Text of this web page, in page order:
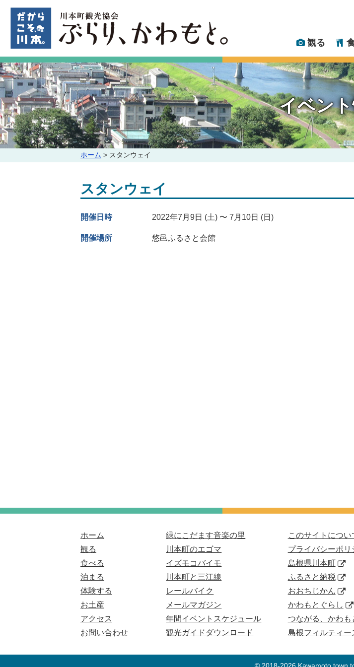
観る
イベン
こ
ー
ジ
位
ホーム > スタンウェイ
スタンウェイ
開催日時 2022年7月9日 (土) 〜 7月10日 (日)
開催場所 悠邑ふるさと会館
ホーム
観る
食べる
泊まる
体験する
お土産
アクセス
お問い合わせ
緑にこだます音楽の里
川本町のエゴマ
イズモコバイモ
川本町と三江線
レールバイク
メールマガジン
年間イベントスケジュール
観光ガイドダウンロード
このサイトについ
プライバシーポリ
島根県川本町
ふるさと納税
おおちじかん
かわもとぐらし
つながる、かわも
島根フィルティー
© 2018-2026 Kawamoto town